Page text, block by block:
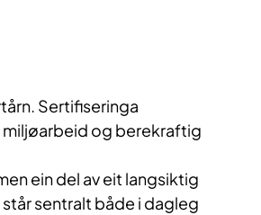
Sertifiseringa
og berekraftig
ein del av eit langsiktig
sentralt både i dagleg